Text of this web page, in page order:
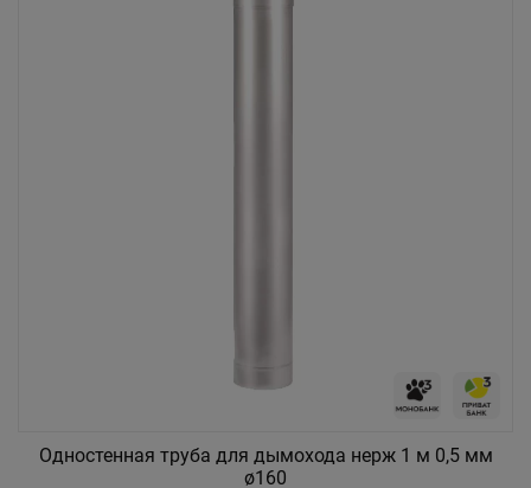
Одностенная труба для дымохода нерж 1 м 0,5 мм
ø160